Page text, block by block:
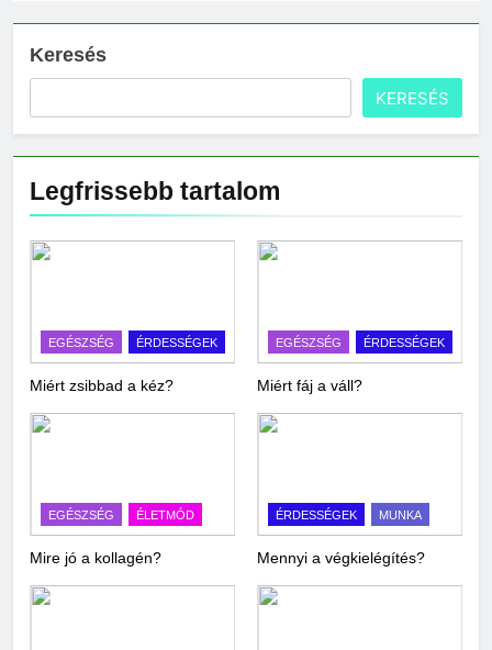
Keresés
KERESÉS
Legfrissebb tartalom
EGÉSZSÉG ÉRDESSÉGEK
Miért zsibbad a kéz?
EGÉSZSÉG ÉRDESSÉGEK
Miért fáj a váll?
EGÉSZSÉG ÉLETMÓD
Mire jó a kollagén?
ÉRDESSÉGEK MUNKA
Mennyi a végkielégítés?